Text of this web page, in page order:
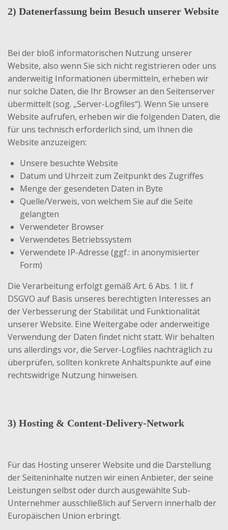
2) Datenerfassung beim Besuch unserer Website
Bei der bloß informatorischen Nutzung unserer
Website, also wenn Sie sich nicht registrieren oder uns
anderweitig Informationen übermitteln, erheben wir
nur solche Daten, die Ihr Browser an den Seitenserver
übermittelt (sog. „Server-Logfiles“). Wenn Sie unsere
Website aufrufen, erheben wir die folgenden Daten, die
für uns technisch erforderlich sind, um Ihnen die
Website anzuzeigen:
Unsere besuchte Website
Datum und Uhrzeit zum Zeitpunkt des Zugriffes
Menge der gesendeten Daten in Byte
Quelle/Verweis, von welchem Sie auf die Seite
gelangten
Verwendeter Browser
Verwendetes Betriebssystem
Verwendete IP-Adresse (ggf.: in anonymisierter
Form)
Die Verarbeitung erfolgt gemäß Art. 6 Abs. 1 lit. f
DSGVO auf Basis unseres berechtigten Interesses an
der Verbesserung der Stabilität und Funktionalität
unserer Website. Eine Weitergabe oder anderweitige
Verwendung der Daten findet nicht statt. Wir behalten
uns allerdings vor, die Server-Logfiles nachträglich zu
überprüfen, sollten konkrete Anhaltspunkte auf eine
rechtswidrige Nutzung hinweisen.
3) Hosting & Content-Delivery-Network
Für das Hosting unserer Website und die Darstellung
der Seiteninhalte nutzen wir einen Anbieter, der seine
Leistungen selbst oder durch ausgewählte Sub-
Unternehmer ausschließlich auf Servern innerhalb der
Europäischen Union erbringt.